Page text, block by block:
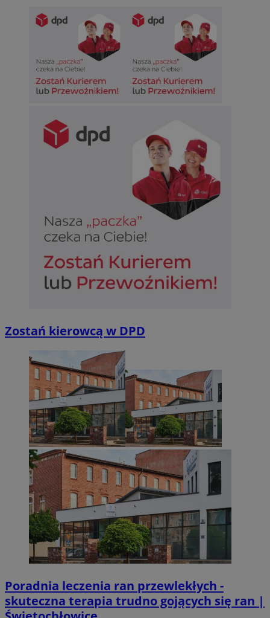
Zostań kierowcą w DPD
Poradnia leczenia ran przewlekłych -
skuteczna terapia trudno gojących się ran |